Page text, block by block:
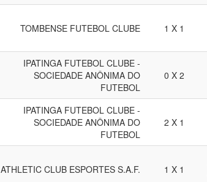
TOMBENSE FUTEBOL CLUBE 1 X 1
IPATINGA FUTEBOL CLUBE -
SOCIEDADE ANÔNIMA DO
FUTEBOL
0 X 2
IPATINGA FUTEBOL CLUBE -
SOCIEDADE ANÔNIMA DO
FUTEBOL
2 X 1
ATHLETIC CLUB ESPORTES S.A.F. 1 X 1